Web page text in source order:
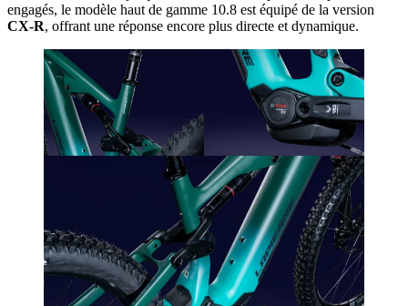
engagés, le modèle haut de gamme 10.8 est équipé de la version
CX-R, offrant une réponse encore plus directe et dynamique.